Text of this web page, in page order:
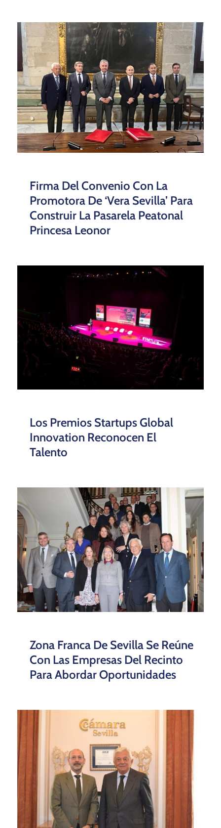
Firma Del Convenio Con La
Promotora De ‘Vera Sevilla’ Para
Construir La Pasarela Peatonal
Princesa Leonor
Los Premios Startups Global
Innovation Reconocen El
Talento
Zona Franca De Sevilla Se Reúne
Con Las Empresas Del Recinto
Para Abordar Oportunidades